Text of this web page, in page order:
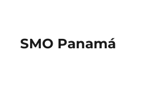
SMO Panamá